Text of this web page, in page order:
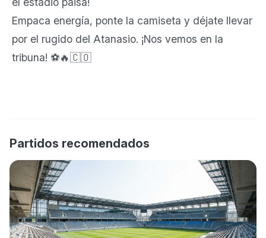
Empaca energía, ponte la camiseta y déjate llevar
por el rugido del Atanasio. ¡Nos vemos en la
tribuna! ⚽🔥🇨🇴
Partidos recomendados